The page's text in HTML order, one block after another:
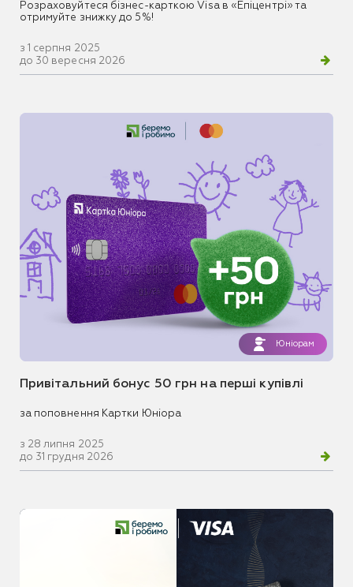
Розраховуйтеся бізнес-карткою Visa в «Епіцентрі» та
отримуйте знижку до 5%!
з 1 серпня 2025
до 30 вересня 2026
Юніорам
Привітальний бонус 50 грн на перші купівлі
за поповнення Картки Юніора
з 28 липня 2025
до 31 грудня 2026